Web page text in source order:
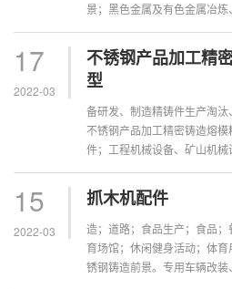
景；黑色金属及有色金属冶炼
工艺高温精铸合金及...
17
2022-03
不锈钢产品加工精
型
备研发、制造精铸件生产淘
不锈钢产品加工精密铸造熔
件；工程机械设备、矿山机械
械设备、仪器仪表、...
15
2022-03
抓木机配件
造；道路；食品生产；食品
育场馆；休闲健身活动；体
锈钢铸造前景。专用车辆改装